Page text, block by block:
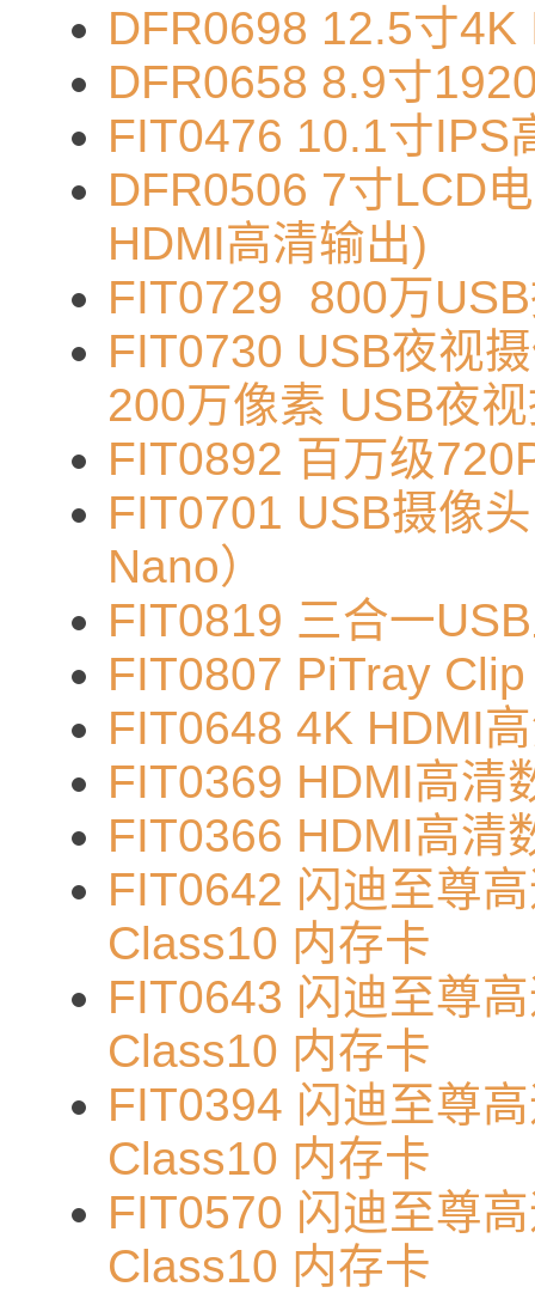
DFR0698 12.5寸4K
DFR0658 8.9寸
FIT0476 10.1寸IPS
DFR0506 7寸LCD
HDMI高清输出)
FIT0729 800万
FIT0730 USB夜视
200万像素 USB夜
FIT0892 百万级
FIT0701 USB摄像
Nano）
FIT0819 三合一
FIT0807 PiTray Clip
FIT0648 4K HDMI
FIT0369 HDMI高清
FIT0366 HDMI高清
FIT0642 闪迪至尊
Class10 内存卡
FIT0643 闪迪至尊
Class10 内存卡
FIT0394 闪迪至尊
Class10 内存卡
FIT0570 闪迪至尊
Class10 内存卡